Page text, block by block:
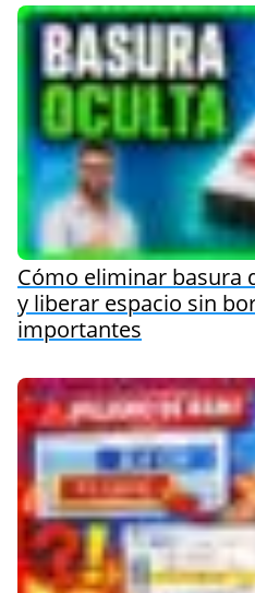
Cómo eliminar basura
y liberar espacio sin
importantes